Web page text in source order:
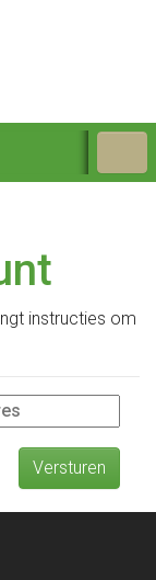
instructies om
Versturen